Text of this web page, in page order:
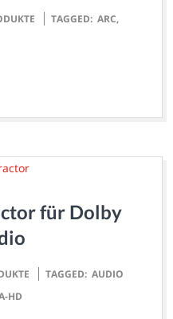
TAGGED: ARC,
für Dolby
TAGGED: AUDIO
HD